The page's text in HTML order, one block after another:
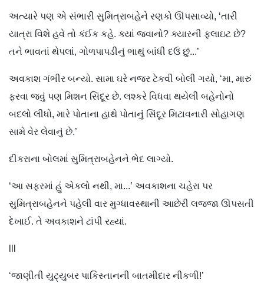
અત્યારે પણ એ સંભારી સુમિત્રાબહેને રણકો ઊપસાવ્યો, ‘તારી
યાત્રા વિશે હવે તો કંઈક કહે. ક્યાં જવાનો? ક્યારની ફ્લાઇટ છે?
તને ભાવતાં થેપલાં, ગોળપાપડીનું ભાથું બાંધી દઉં છું...’
અવકાશ ગંભીર બન્યો. સામા ઘરે નજર ટેકવી બોલી ગયો, ‘મા, મારું
ફરવા જવું પણ મિશન સિંદૂર છે. લશ્કરે વિધવા થયેલી બહેનોનો
બદલો લીધો, મારે પોતાના હાથે પોતાનું સિંદૂર મિટાવનારી સોહાગણ
સામે વેર લેવાનું છે.’
દીકરાના બોલમાં સુમિત્રાબહેનને ભેદ લાગ્યો.
‘આ સફરમાં હું એકલો નથી, મા...’ અવકાશના ચહેરા પર
સુમિત્રાબહેનને પહેલી વાર મુગ્ધાવસ્થાની આછેરી લજ્જા ઊપસતી
દેખાઈ. તે અવકાશને ટાંપી રહ્યાં.
‘જાણીતી યુટ્યુબર પાકિસ્તાનની બાતમીદાર નીકળી!’